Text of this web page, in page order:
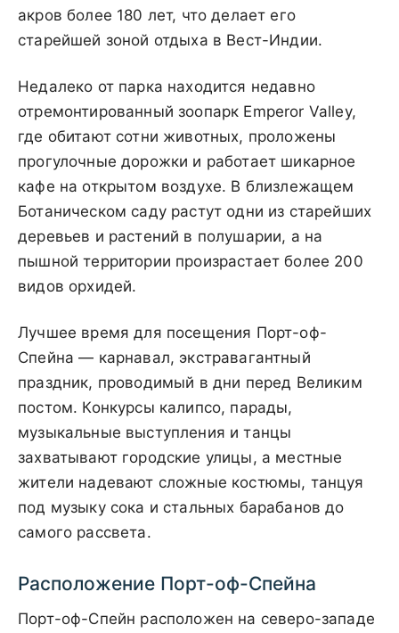
акров более 180 лет, что делает его
старейшей зоной отдыха в Вест-Индии.
Недалеко от парка находится недавно
отремонтированный зоопарк Emperor Valley,
где обитают сотни животных, проложены
прогулочные дорожки и работает шикарное
кафе на открытом воздухе. В близлежащем
Ботаническом саду растут одни из старейших
деревьев и растений в полушарии, а на
пышной территории произрастает более 200
видов орхидей.
Лучшее время для посещения Порт-оф-
Спейна — карнавал, экстравагантный
праздник, проводимый в дни перед Великим
постом. Конкурсы калипсо, парады,
музыкальные выступления и танцы
захватывают городские улицы, а местные
жители надевают сложные костюмы, танцуя
под музыку сока и стальных барабанов до
самого рассвета.
Расположение Порт-оф-Спейна
Порт-оф-Спейн расположен на северо-западе